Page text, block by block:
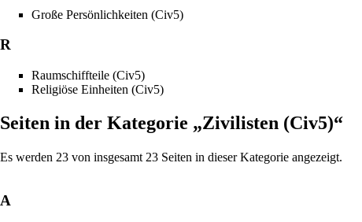
Große Persönlichkeiten (Civ5)
R
Raumschiffteile (Civ5)
Religiöse Einheiten (Civ5)
Seiten in der Kategorie „Zivilisten (Civ5)“
Es werden 23 von insgesamt 23 Seiten in dieser Kategorie angezeigt.
A